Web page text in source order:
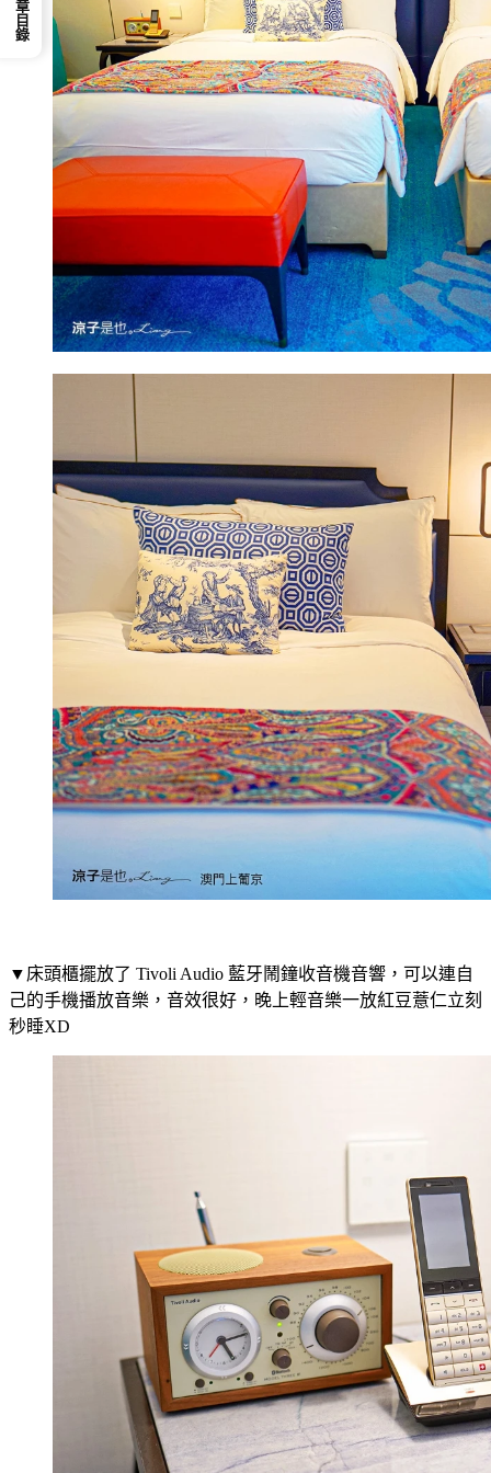
▼床頭櫃擺放了 Tivoli Audio 藍牙鬧鐘收音機音響，可以連自
己的手機播放音樂，音效很好，晚上輕音樂一放紅豆薏仁立刻
秒睡XD